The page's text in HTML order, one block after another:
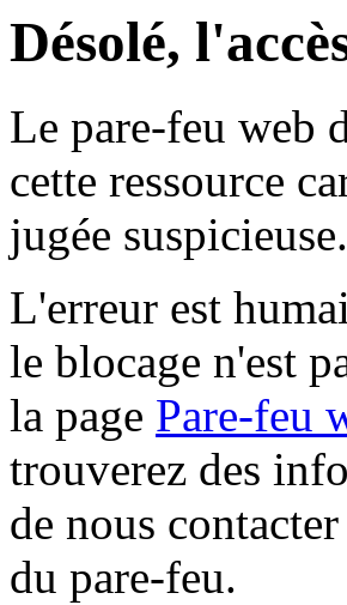
Désolé,
Le pare-feu web
cette ressource
jugée suspicieuse.
L'erreur est
le blocage n'est
la page Pare-feu
trouverez des
de nous
du pare-feu.